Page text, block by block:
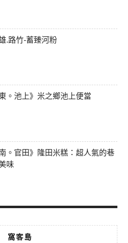
.路竹-蓄臻河粉
。池上》米之鄉池上便當
。官田》隆田米糕：超人氣的巷
味
窩客島